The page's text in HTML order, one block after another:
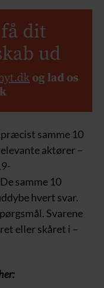
dit
ud
og lad os
samme 10
aktører –
samme 10
hvert svar.
Svarene
eller skåret i –